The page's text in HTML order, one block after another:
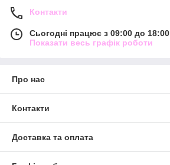
Контакти
Сьогодні працює з 09:00 до 18:00
Показати весь графік роботи
Про нас
Контакти
Доставка та оплата